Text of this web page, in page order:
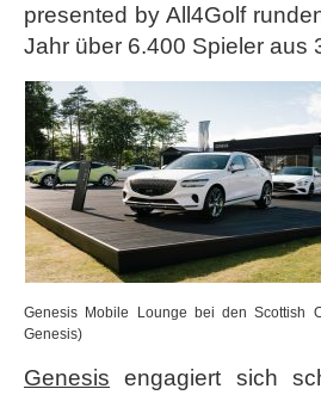
presented by All4Golf
Jahr über 6.400 Spieler aus
Genesis Mobile Lounge bei den Scottish
Genesis)
Genesis engagiert sich